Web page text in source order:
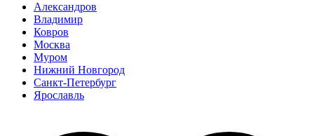
Александров
Владимир
Ковров
Москва
Муром
Нижний Новгород
Санкт-Петербург
Ярославль